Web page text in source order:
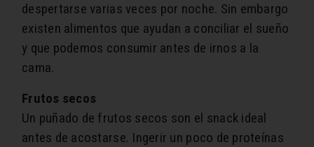
despertarse varias veces por noche. Sin embargo
existen alimentos que ayudan a conciliar el sueño
y que podemos consumir antes de irnos a la
cama.
Frutos secos
Un puñado de frutos secos son el snack ideal
antes de acostarse. Ingerir un poco de proteínas